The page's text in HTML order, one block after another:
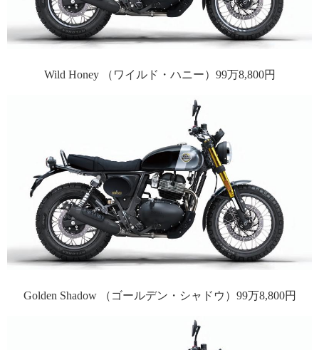
Wild Honey （ワイルド・ハニー）99万8,800円
Golden Shadow （ゴールデン・シャドウ）99万8,800円